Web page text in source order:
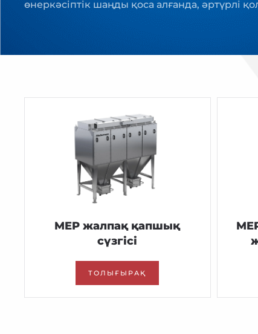
өнеркәсіптік шаңды қоса алғанда, әртүрлі
MEP жалпақ қапшық
сүзгісі
ТОЛЫҒЫРАҚ